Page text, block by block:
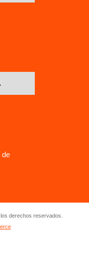
de
derechos reservados.